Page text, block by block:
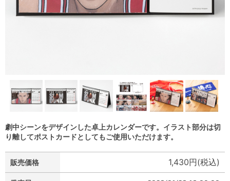
劇中シーンをデザインした卓上カレンダーです。イラスト部分は切
り離してポストカードとしてもご使用いただけます。
販売価格 1,430円(税込)